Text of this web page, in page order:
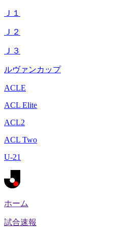
Ｊ１
Ｊ２
Ｊ３
ルヴァンカップ
ACLE
ACL Elite
ACL2
ACL Two
U-21
ホーム
試合速報